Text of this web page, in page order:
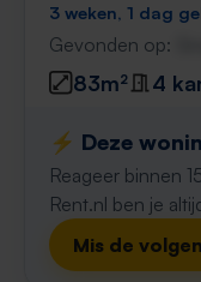
3 weken, 1 dag
Gevonden op:
83m² 4
⚡️ Deze
Reageer binnen
Rent.nl ben je
Mis de